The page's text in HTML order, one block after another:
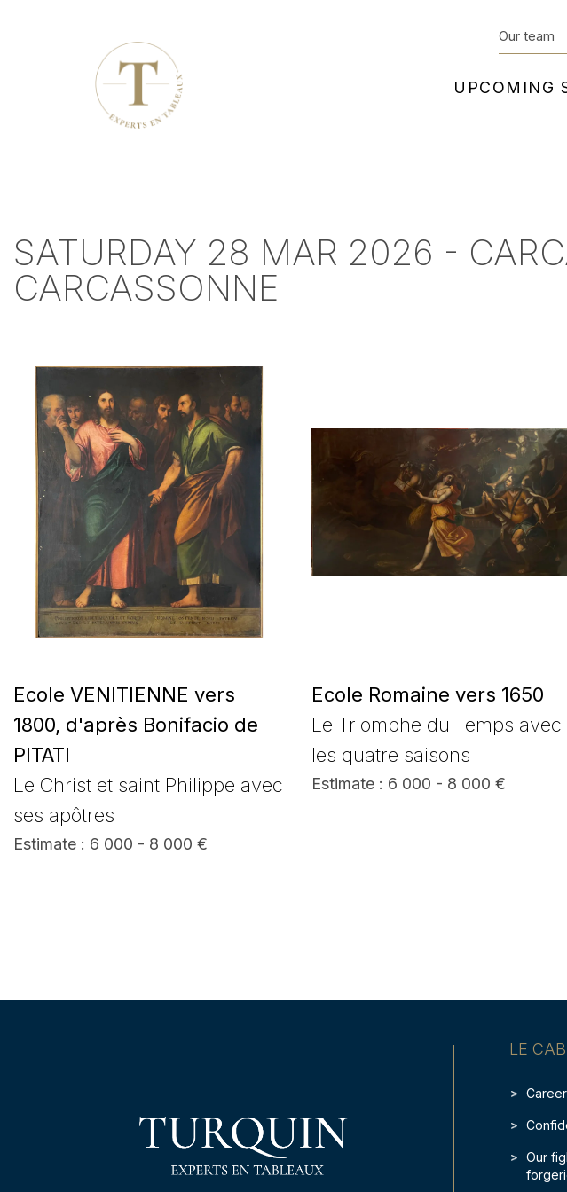
UPCOMING
Our team
SATURDAY 28 MAR 2026 -
CARCASSONNE
Ecole VENITIENNE vers
1800, d'après Bonifacio de
PITATI
Le Christ et saint Philippe avec
ses apôtres
Estimate : 6 000 - 8 000 €
Ecole Romaine vers 1650
Le Triomphe du Temps avec
les quatre saisons
Estimate : 6 000 - 8 000 €
LE
Our